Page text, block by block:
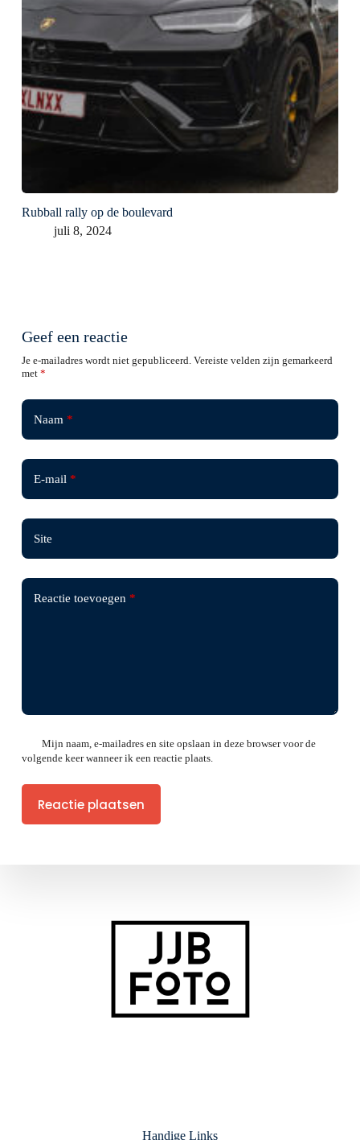
Rubball rally op de boulevard
juli 8, 2024
Geef een reactie
Je e-mailadres wordt niet gepubliceerd. Vereiste velden zijn gemarkeerd
met *
Naam *
E-mail *
Site
Reactie toevoegen *
Mijn naam, e-mailadres en site opslaan in deze browser voor de
volgende keer wanneer ik een reactie plaats.
Reactie plaatsen
Handige Links